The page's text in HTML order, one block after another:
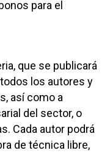
para el
que se publicará
los autores y
así como a
del sector, o
Cada autor podrá
de técnica libre,